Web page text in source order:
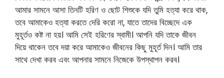
আমার সামনে আসা তিনটি হরিণ ও ছোট শিশুকে যদি তুমি হত্যা করে থাক,
তবে আমাকেও হত্যা করতে দেরি করো না, যাতে তাদের বিচ্ছেদে এক
মুহূর্তও কষ্ট না হয়। আমি সেই হরিণের স্বামী। আপনি যদি তাকে জীবন
দিয়ে থাকেন তবে দয়া করে আমাকেও জীবনের কিছু মুহূর্ত দিন। আমি তার
সাথে দেখা করব এবং আপনার সামনে নিজেকে উপস্থাপন করব।